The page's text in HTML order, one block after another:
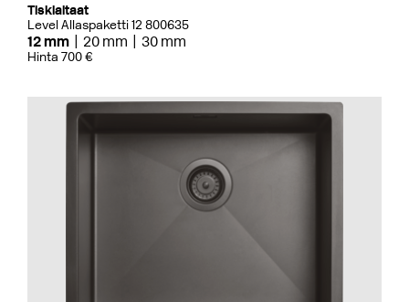
Tiskialtaat
Level Allaspaketti 12 800635
12 mm 20 mm 30 mm
Hinta 700 €